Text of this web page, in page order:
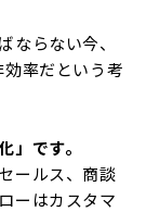
ならない今、
率だという考
」です。
ールス、商談
ーはカスタマ